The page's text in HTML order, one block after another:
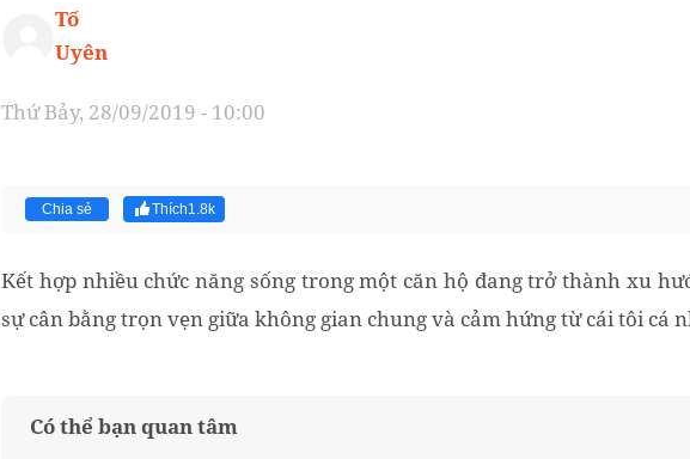
Tố
Uyên
Thứ Bảy, 28/09/2019 - 10:00
Chia sẻ Thích1.8k
Kết hợp nhiều chức năng sống trong một căn hộ đang trở thành xu
sự cân bằng trọn vẹn giữa không gian chung và cảm hứng từ cái tôi cá
Có thể bạn quan tâm